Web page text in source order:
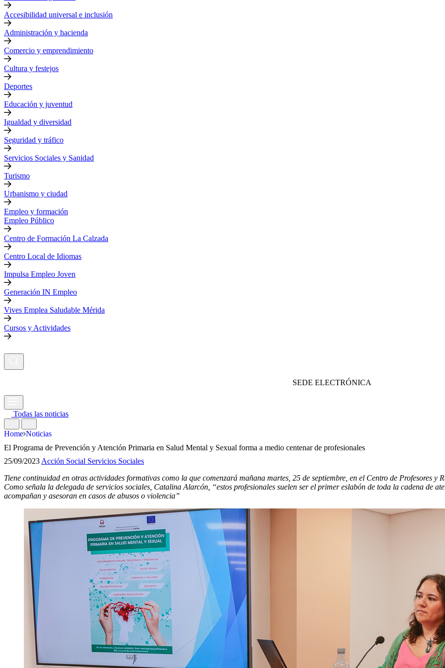
Accesibilidad universal e inclusión
Administración y hacienda
Comercio y emprendimiento
Cultura y festejos
Deportes
Educación y juventud
Igualdad y diversidad
Seguridad y tráfico
Servicios Sociales y Sanidad
Turismo
Urbanismo y ciudad
Empleo y formación
Empleo Público
Centro de Formación La Calzada
Centro Local de Idiomas
Impulsa Empleo Joven
Generación IN Empleo
Vives Emplea Saludable Mérida
Cursos y Actividades
SEDE ELECTRÓNICA
Todas las noticias
Home Noticias
El Programa de Prevención y Atención Primaria en Salud Mental y Sexual forma a medio centenar de profesionales
25/09/2023Acción Social Servicios Sociales
Tiene continuidad en otras actividades formativas como la que comenzará mañana martes, 25 de septiembre, en el Centro de Profesores
Como señala la delegada de servicios sociales, Catalina Alarcón, “estos profesionales suelen ser el primer eslabón de toda la cadena de
acompañan y asesoran en casos de abusos o violencia”